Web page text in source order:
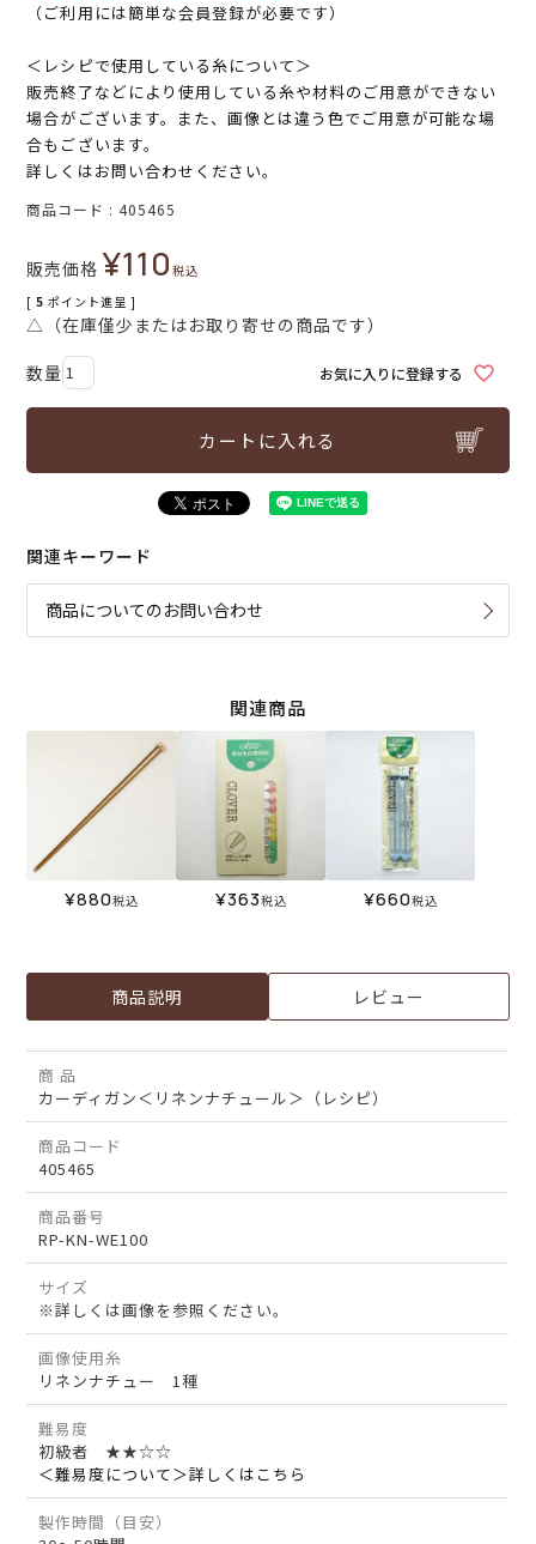
（ご利用には簡単な会員登録が必要です）
＜レシピで使用している糸について＞
販売終了などにより使用している糸や材料のご用意ができない
場合がございます。また、画像とは違う色でご用意が可能な場
合もございます。
詳しくはお問い合わせください。
商品コード 405465
販売価格 ¥110税込
[ 5 ポイント進呈 ]
△（在庫僅少またはお取り寄せの商品です）
お気に入りに登録する
カートに入れる
関連キーワード
商品についてのお問い合わせ
関連商品
¥880税込 ¥363税込 ¥660税込
商品説明 レビュー
商 品
カーディガン＜リネンナチュール＞（レシピ）
商品コード
405465
商品番号
RP-KN-WE100
サイズ
※詳しくは画像を参照ください。
画像使用糸
リネンナチュー 1種
難易度
初級者 ★★☆☆
＜難易度について＞詳しくはこちら
製作時間（目安）